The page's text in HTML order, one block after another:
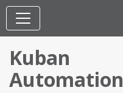
Kuban
Automation